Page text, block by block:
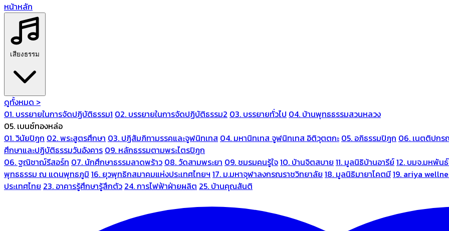
หน้าหลัก
เสียงธรรม
ดูทั้งหมด >
01. บรรยายในการจัดปฏิบัติธรรม1 02. บรรยายในการจัดปฏิบัติธรรม2 03. บรรยายทั่วไป 04. บ้านพุทธธรรมสวนหลวง
05. เบนซ์ทองหล่อ
01. วินัยปิฎก 02. พระสูตรศึกษา 03. ปฏิสัมภิทามรรคและจูฬนิทเทส 04. มหานิทเทส จูฬนิทเทส อิติวุตตกะ 05. อภิธรรมปิฎก 06. เนตติปกร
ศึกษาและปฏิบัติธรรมวันอังคาร 09. หลักธรรมตามพระไตรปิฎก
06. ฐณิชาฌ์รีสอร์ท 07. นักศึกษาธรรมลาดพร้าว 08. วัดสามพระยา 09. ชมรมคนรู้ใจ10. บ้านจิตสบาย 11. มูลนิธิบ้านอารีย์12. บมจ.มหพัน
พุทธธรรม ณ แดนพุทธภูมิ 16. ยุวพุทธิกสมาคมแห่งประเทศไทยฯ 17. ม.มหาจุฬาลงกรณราชวิทยาลัย 18. มูลนิธิมายาโคตมี19. ariya
ประเทศไทย 23. อาคารรู้ศึกษารู้สึกตัว 24. การไฟฟ้าฝ่ายผลิต 25. บ้านคุณสันติ